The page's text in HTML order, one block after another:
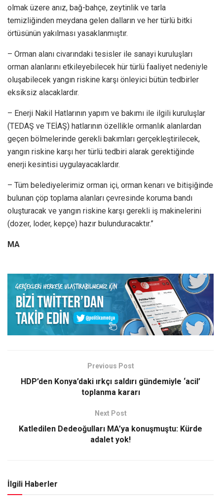
olmak üzere anız, bağ-bahçe, zeytinlik ve tarla
temizliğinden meydana gelen dalların ve her türlü bitki
örtüsünün yakılması yasaklanmıştır.
– Orman alanı civarındaki tesisler ile sanayi kuruluşları
orman alanlarını etkileyebilecek hür türlü faaliyet nedeniyle
oluşabilecek yangın riskine karşı önleyici bütün tedbirler
eksiksiz alacaklardır.
– Enerji Nakil Hatlarının yapım ve bakımı ile ilgili kuruluşlar
(TEDAŞ ve TEİAŞ) hatlarının özellikle ormanlık alanlardan
geçen bölmelerinde gerekli bakımları gerçekleştirilecek,
yangın riskine karşı her türlü tedbiri alarak gerektiğinde
enerji kesintisi uygulayacaklardır.
– Tüm belediyelerimiz orman içi, orman kenarı ve bitişiğinde
bulunan çöp toplama alanları çevresinde koruma bandı
oluşturacak ve yangın riskine karşı gerekli iş makinelerini
(dozer, loder, kepçe) hazır bulunduracaktır.”
MA
Previous Post
HDP’den Konya’daki ırkçı saldırı gündemiyle ‘acil’
toplanma kararı
Next Post
Katledilen Dedeoğulları MA’ya konuşmuştu: Kürde
adalet yok!
İlgili Haberler